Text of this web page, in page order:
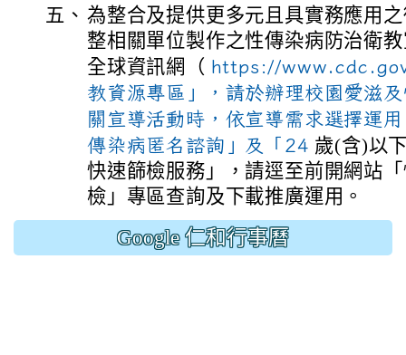
五、 為整合及提供更多元且具實務應用
整相關單位製作之性傳染病防治衛
全球資訊網（ https://
教資源專區」，請於辦理校園愛滋
關宣導活動時，依宣導需求選擇運
傳染病匿名諮詢」及「24 歲(含)以
快速篩檢服務」，請逕至前開網站
檢」專區查詢及下載推廣運用。
Google 仁和行事曆